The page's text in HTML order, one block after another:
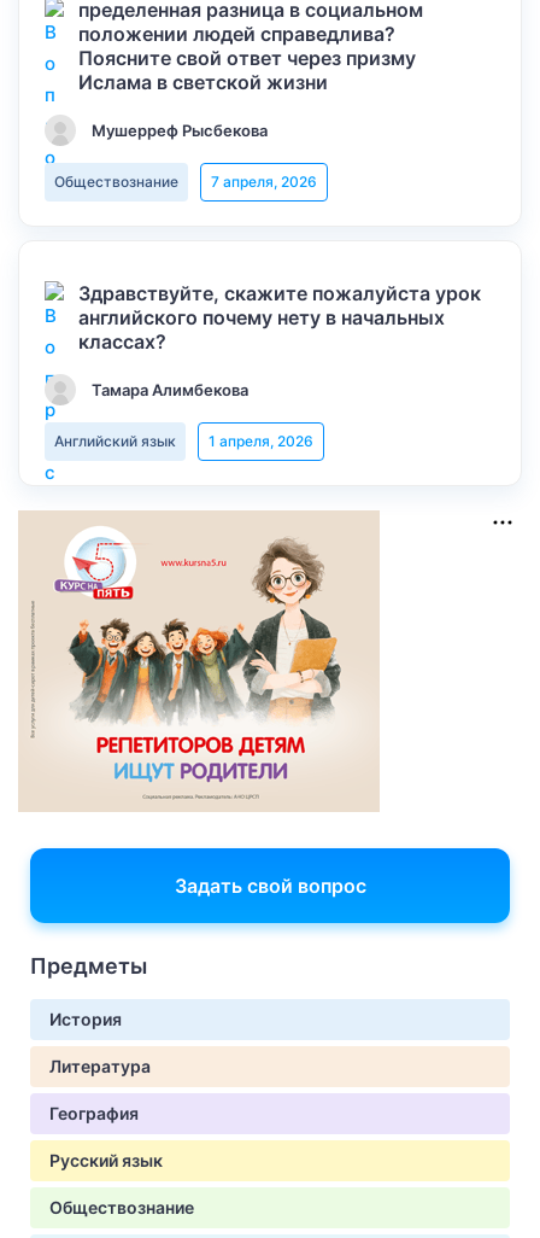
пределенная разница в социальном
положении людей справедлива?
Поясните свой ответ через призму
Ислама в светской жизни
Мушерреф Рысбекова
Обществознание 7 апреля, 2026
Здравствуйте, скажите пожалуйста урок
английского почему нету в начальных
классах?
Тамара Алимбекова
Английский язык 1 апреля, 2026
Задать свой вопрос
Предметы
История
Литература
География
Русский язык
Обществознание